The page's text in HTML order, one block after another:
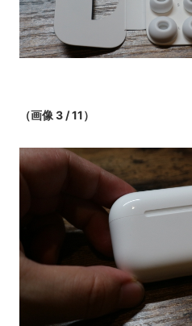
（画像 3 / 11）